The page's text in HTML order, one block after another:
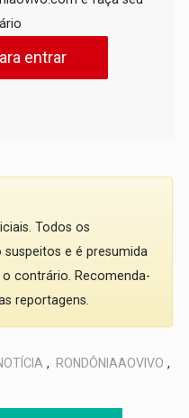
entrar
Todos os
e é presumida
contrário. Recomenda-
reportagens.
, RONDÔNIAAOVIVO ,